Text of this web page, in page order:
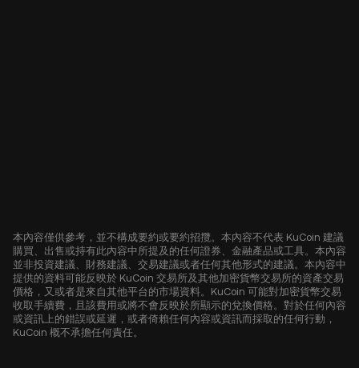
本內容僅供參考，並不構成要約或要約招攬。本內容不代表 KuCoin 建議
購買、出售或持有此內容中所提及的任何證券、金融產品或工具。本內容
並非投資建議、財務建議、交易建議或者任何其他形式的建議。本內容中
提供的資料可能反映於 KuCoin 交易所及其他加密貨幣交易所的資產交易
價格，又或者是來自其他平台的市場資料。KuCoin 可能對加密貨幣交易
收取手續費，且該費用或將不會反映於所顯示的兌換價格。對於任何內容
或資訊上的錯誤或延遲，或者倚賴任何內容或資訊而採取的任何行動，
KuCoin 概不承擔任何責任。